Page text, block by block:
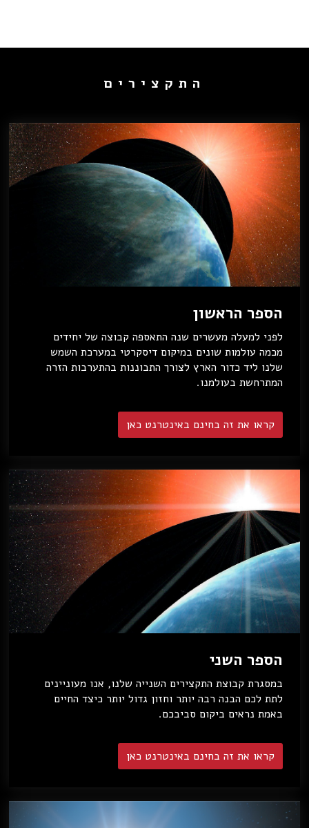
התקצירים
הספר הראשון
לפני למעלה מעשרים שנה התאספה קבוצה של יחידים
מכמה עולמות שונים במיקום דיסקרטי במערכת השמש
שלנו ליד כדור הארץ לצורך התבוננות בהתערבות הזרה
המתרחשת בעולמנו.
קראו את זה בחינם באינטרנט כאן
הספר השני
במסגרת קבוצת התקצירים השנייה שלנו, אנו מעוניינים
לתת לכם הבנה רבה יותר וחזון גדול יותר כיצד החיים
באמת נראים ביקום סביבכם.
קראו את זה בחינם באינטרנט כאן